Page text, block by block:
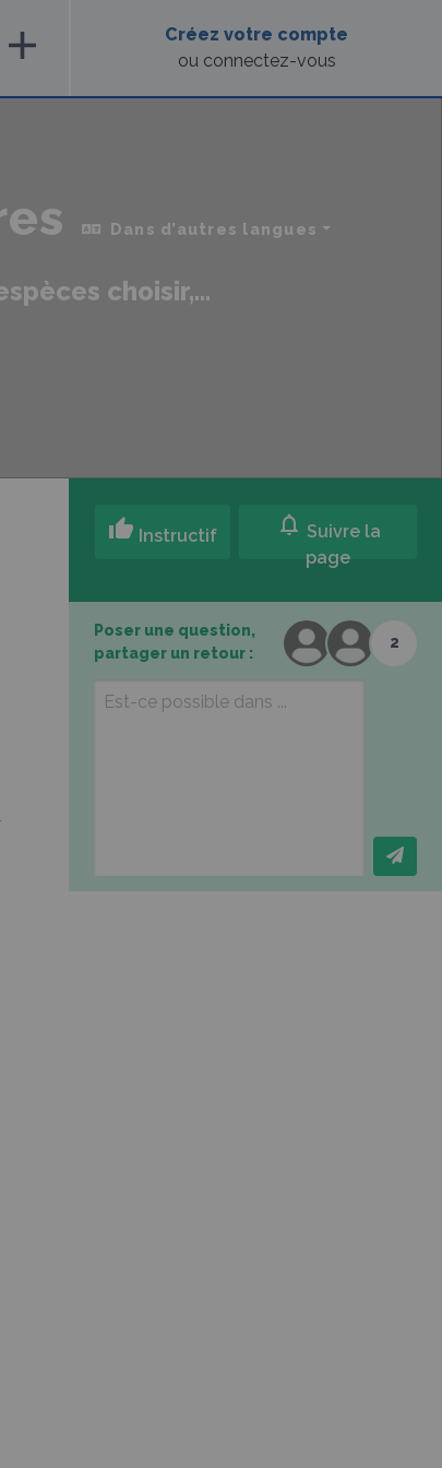
add
Créez votre compte
ou connectez-vous
Dans d’autres langues
choisir,...
thumb_up Instructif notifications Suivre la
page
Poser une question,
partager un retour :
2